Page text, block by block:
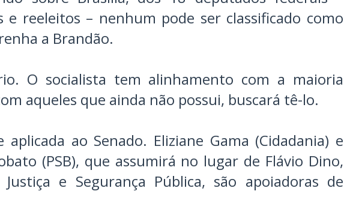
e reeleitos – nenhum pode ser classificado como
a Brandão.
O socialista tem alinhamento com a maioria
aqueles que ainda não possui, buscará tê-lo.
aplicada ao Senado. Eliziane Gama (Cidadania) e
(PSB), que assumirá no lugar de Flávio Dino,
e Segurança Pública, são apoiadoras de